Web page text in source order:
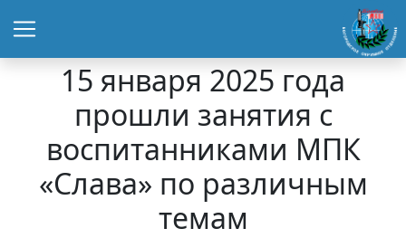
15 января 2025 года
прошли занятия с
воспитанниками МПК
«Слава» по различным
темам